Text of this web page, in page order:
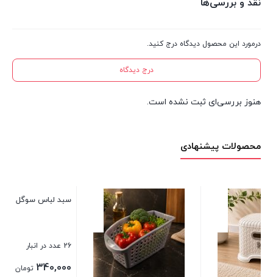
نقد و بررسی‌ها
درمورد این محصول دیدگاه درج کنید.
درج دیدگاه
هنوز بررسی‌ای ثبت نشده است.
محصولات پیشنهادی
بانکه ترشی پایه دار 3 لیتری
3 عدد در انبار
300,000 تومان